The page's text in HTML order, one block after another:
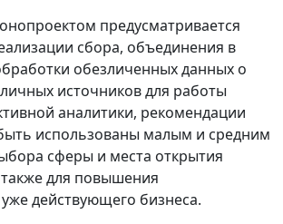
предусматривается
сбора, объединения в
обезличенных данных о
источников для работы
аналитики, рекомендации
использованы малым и средним
сферы и места открытия
для повышения
действующего бизнеса.